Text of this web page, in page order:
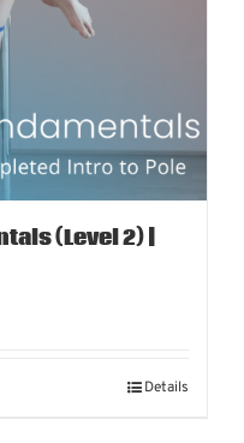
(Level 2) |
Details